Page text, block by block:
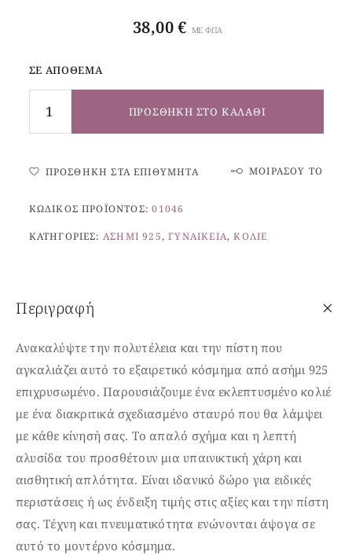
38,00€ ΜΕ ΦΠΑ
ΣΕ ΑΠΌΘΕΜΑ
ΠΡΟΣΘΉΚΗ ΣΤΟ ΚΑΛΆΘΙ
ΠΡΟΣΘΉΚΗ ΣΤΑ ΕΠΙΘΥΜΗΤΆ ΜΟΙΡΆΣΟΥ ΤΟ
ΚΩΔΙΚΌΣ ΠΡΟΪΌΝΤΟΣ:01046
ΚΑΤΗΓΟΡΊΕΣ: ΑΣΉΜΙ 925,ΓΥΝΑΙΚΕΊΑ,ΚΟΛΙΈ
Περιγραφή
Ανακαλύψτε την πολυτέλεια και την πίστη που
αγκαλιάζει αυτό το εξαιρετικό κόσμημα από ασήμι 925
επιχρυσωμένο. Παρουσιάζουμε ένα εκλεπτυσμένο κολιέ
με ένα διακριτικά σχεδιασμένο σταυρό που θα λάμψει
με κάθε κίνησή σας. Το απαλό σχήμα και η λεπτή
αλυσίδα του προσθέτουν μια υπαινικτική χάρη και
αισθητική απλότητα. Είναι ιδανικό δώρο για ειδικές
περιστάσεις ή ως ένδειξη τιμής στις αξίες και την πίστη
σας. Τέχνη και πνευματικότητα ενώνονται άψογα σε
αυτό το μοντέρνο κόσμημα.